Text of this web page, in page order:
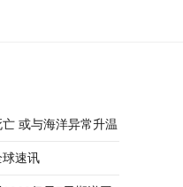
或与海洋异常升温
速讯